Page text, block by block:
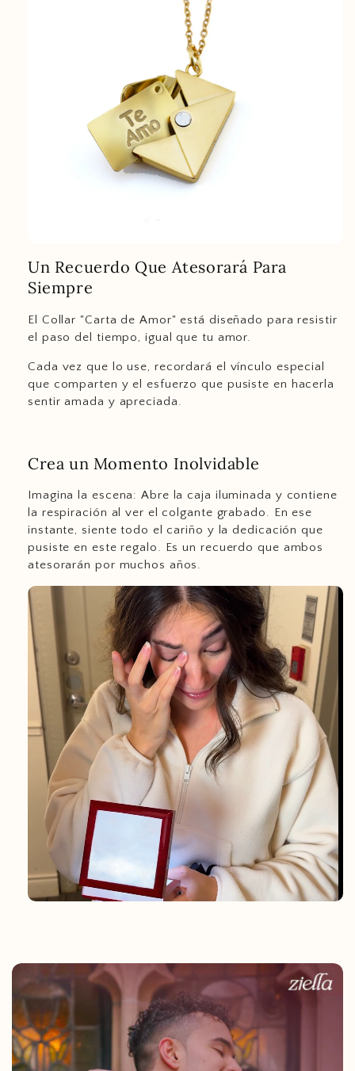
Un Recuerdo Que Atesorará Para
Siempre
El Collar "Carta de Amor" está diseñado para resistir
el paso del tiempo, igual que tu amor.
Cada vez que lo use, recordará el vínculo especial
que comparten y el esfuerzo que pusiste en hacerla
sentir amada y apreciada.
Crea un Momento Inolvidable
Imagina la escena: Abre la caja iluminada y contiene
la respiración al ver el colgante grabado. En ese
instante, siente todo el cariño y la dedicación que
pusiste en este regalo. Es un recuerdo que ambos
atesorarán por muchos años.